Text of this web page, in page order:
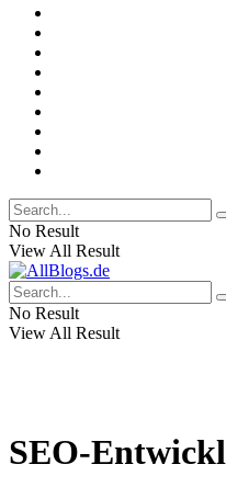
No Result
View All Result
No Result
View All Result
SEO-